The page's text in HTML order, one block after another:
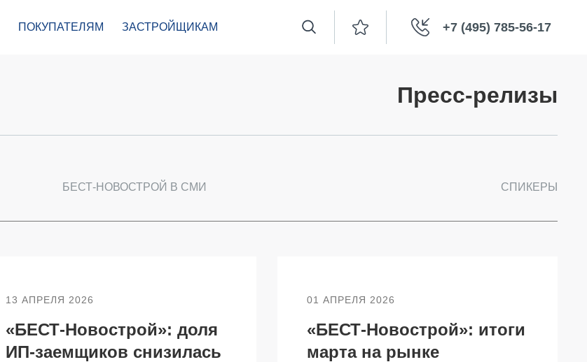
ПОКУПАТЕЛЯМ ЗАСТРОЙЩИКАМ +7 (495) 785-56-17
Пресс-релизы
БЕСТ-НОВОСТРОЙ В СМИ СПИКЕРЫ
13 АПРЕЛЯ 2026
«БЕСТ-Новострой»: доля
ИП-заемщиков снизилась
01 АПРЕЛЯ 2026
«БЕСТ-Новострой»: итоги
марта на рынке